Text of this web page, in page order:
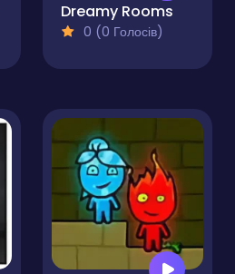
Dreamy Rooms
0 (0 Голосів)